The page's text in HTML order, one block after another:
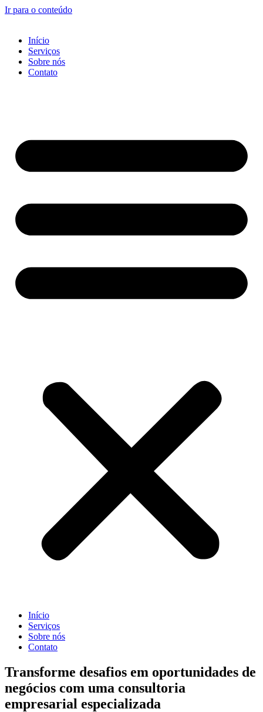
Ir para o conteúdo
Início
Serviços
Sobre nós
Contato
Início
Serviços
Sobre nós
Contato
Transforme desafios em oportunidades de
negócios com uma consultoria
empresarial especializada